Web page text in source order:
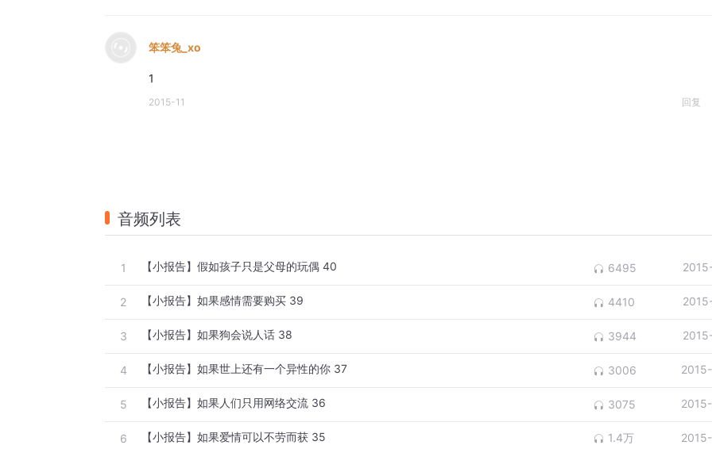
笨笨兔_xo
1
2015-11 回复
音频列表
1 【小报告】假如孩子只是父母的玩偶 40 6495
2 【小报告】如果感情需要购买 39 4410
3 【小报告】如果狗会说人话 38 3944
4 【小报告】如果世上还有一个异性的你 37 3006
5 【小报告】如果人们只用网络交流 36 3075
6 【小报告】如果爱情可以不劳而获 35 1.4万